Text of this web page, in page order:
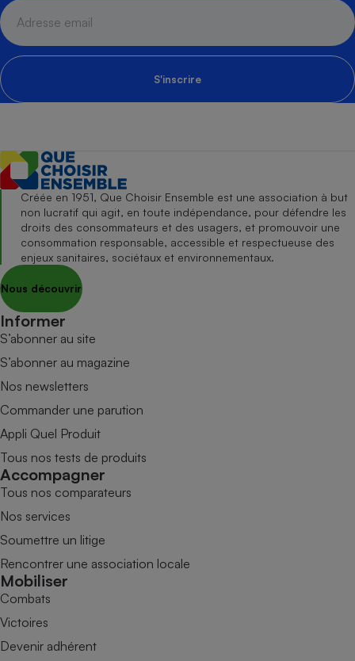
S'inscrire
Créée en 1951, Que Choisir Ensemble est une association à but
non lucratif qui agit, en toute indépendance, pour défendre les
droits des consommateurs et des usagers, et promouvoir une
consommation responsable, accessible et respectueuse des
enjeux sanitaires, sociétaux et environnementaux.
Nous découvrir
Informer
S’abonner au site
S’abonner au magazine
Nos newsletters
Commander une parution
Appli Quel Produit
Tous nos tests de produits
Accompagner
Tous nos comparateurs
Nos services
Soumettre un litige
Rencontrer une association locale
Mobiliser
Combats
Victoires
Devenir adhérent